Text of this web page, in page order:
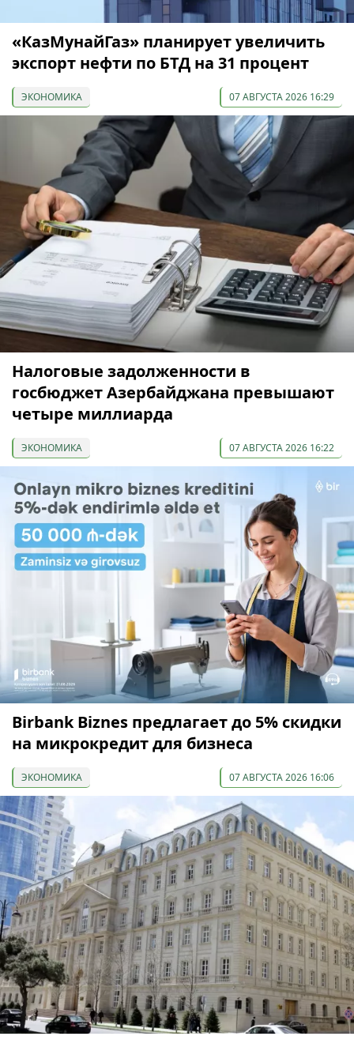
«КазМунайГаз» планирует увеличить
экспорт нефти по БТД на 31 процент
ЭКОНОМИКА 07 АВГУСТА 2026 16:29
Налоговые задолженности в
госбюджет Азербайджана превышают
четыре миллиарда
ЭКОНОМИКА 07 АВГУСТА 2026 16:22
Birbank Biznes предлагает до 5% скидки
на микрокредит для бизнеса
ЭКОНОМИКА 07 АВГУСТА 2026 16:06